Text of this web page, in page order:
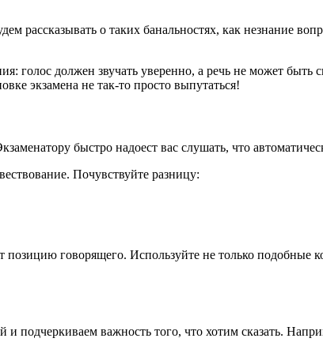
рассказывать о таких банальностях, как незнание
голос должен звучать уверенно, а речь не может быть
экзамена не так-то просто выпутаться!
быстро надоест вас слушать, что
Почувствуйте разницу:
говорящего. Используйте не только подобные
подчеркиваем важность того, что хотим сказать.